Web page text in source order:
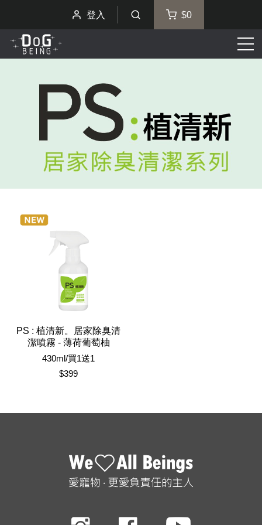
登入 $0
選
PS : 植清新。居家除臭清
潔噴霧 - 薄荷葡萄柚
430ml/買1送1
$399